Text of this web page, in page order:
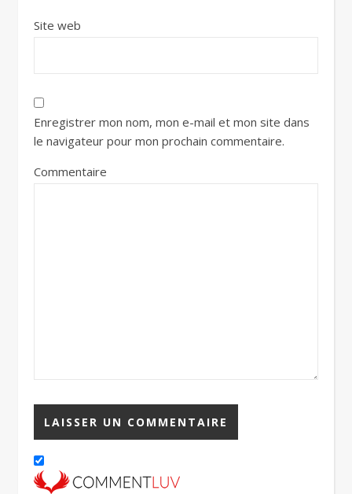
Site web
Enregistrer mon nom, mon e-mail et mon site dans
le navigateur pour mon prochain commentaire.
Commentaire